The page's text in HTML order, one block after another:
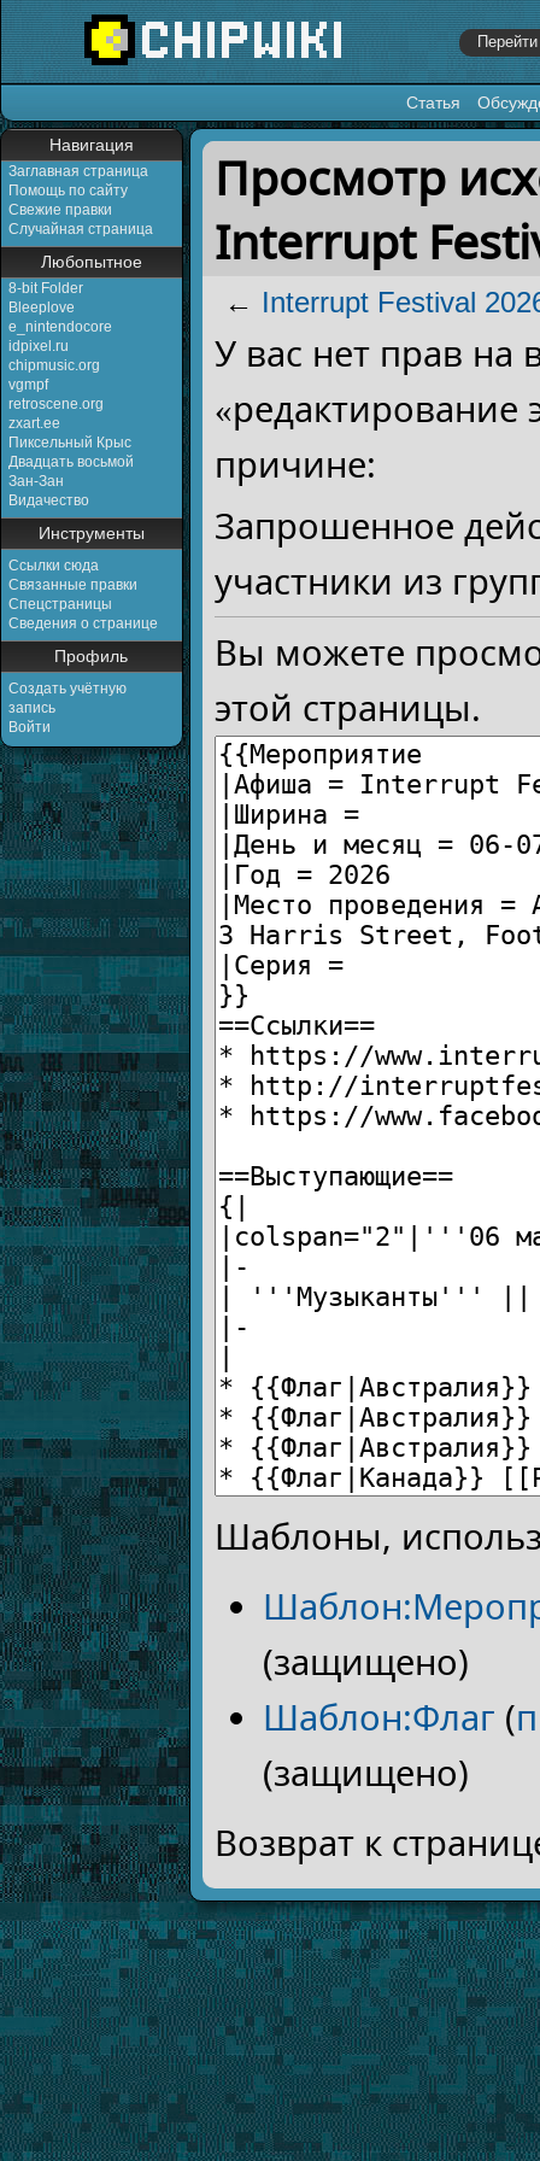
Статья
Навигация
Заглавная страница
Помощь по сайту
Свежие правки
Случайная страница
Любопытное
8-bit Folder
Bleeplove
e_nintendocore
idpixel.ru
chipmusic.org
vgmpf
retroscene.org
zxart.ee
Пиксельный Крыс
Двадцать восьмой
Зан-Зан
Видачество
Инструменты
Ссылки сюда
Связанные правки
Спецстраницы
Сведения о странице
Профиль
Создать учётную
запись
Войти
Перейти к:навигация,поиск
Просмотр
Interrupt
← Interrupt Festival
У вас нет прав на
причине:
Запрошенное
участники из
Вы можете
этой страницы.
Шаблоны,
(защищено)
Шаблон:Флаг (
(защищено)
Возврат к